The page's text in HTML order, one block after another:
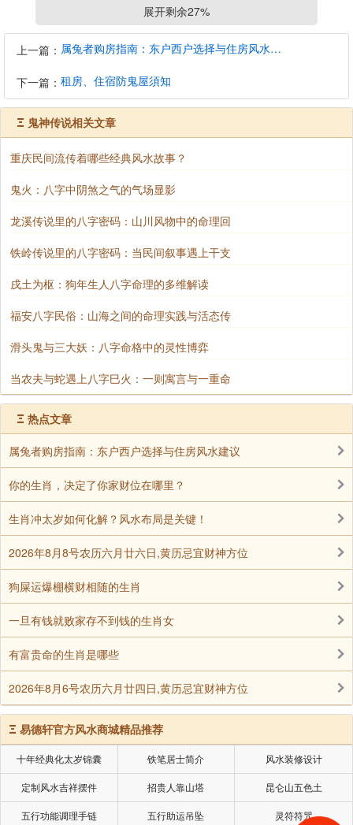
在一则流传于江南的传说中，有一位神童三岁便能推
八字。他曾为一名乞丐测算，断言其“四十岁前困顿，四
十岁后飞黄腾达”。众人不信，二十年后果然此人被皇室
认祖归宗，封侯拜相。人们这才相信，八字之中，真有
天机暗藏。
如何从八字看婚姻早晚？
测婚期。若日柱地支为“子、午、卯、酉”者，称为“四
正”，主早婚；若为“辰、戌、丑、未”，则多晚婚。此
损，也预示婚姻顺遂。
小贴士：传统认为，结婚之年若与双方八字无冲无
刑，再选一个黄道吉日，便可趋吉避凶，百年好合。
结语：传说背后的民俗智慧
“四字民间传说故事”虽带有神话色彩，但其核心仍源
于千百年来人们对八字文化的信仰与探索。无论是“八
字定姻缘”还是“命中有贵人”，这些故事不仅丰富了民间
文化，也反映出古人对命运的敬畏与对美好生活的向
往。
今日读来，这些传说不仅是茶余饭后的谈资，更是一
面镜子，映照出中华民俗中深厚的命理哲思与人文情
怀。
声明：部分内容来于网络，如有侵权，请联系我们删除！以上内容，并
不代表易德轩观点。
展开剩余27%
上一篇： 属兔者购房指南：东户西户选择与住房风水建议
下一篇： 租房、住宿防鬼屋須知
Ξ 鬼神传说相关文章
重庆民间流传着哪些经典风水故事？
鬼火：八字中阴煞之气的气场显影
龙溪传说里的八字密码：山川风物中的命理回
铁岭传说里的八字密码：当民间叙事遇上干支
戌土为枢：狗年生人八字命理的多维解读
福安八字民俗：山海之间的命理实践与活态传
滑头鬼与三大妖：八字命格中的灵性博弈
当农夫与蛇遇上八字巳火：一则寓言与一重命
Ξ 热点文章
属兔者购房指南：东户西户选择与住房风水建议
你的生肖，决定了你家财位在哪里？
生肖冲太岁如何化解？风水布局是关键！
2026年8月8号农历六月廿六日,黄历忌宜财神方位
狗屎运爆棚横财相随的生肖
一旦有钱就败家存不到钱的生肖女
有富贵命的生肖是哪些
2026年8月6号农历六月廿四日,黄历忌宜财神方位
Ξ 易德轩官方风水商城精品推荐
十年经典化太岁锦囊 铁笔居士简介 风水装修设计
定制风水吉祥摆件 招贵人靠山塔 昆仑山五色土
五行功能调理手链 五行助运吊坠 灵符符咒